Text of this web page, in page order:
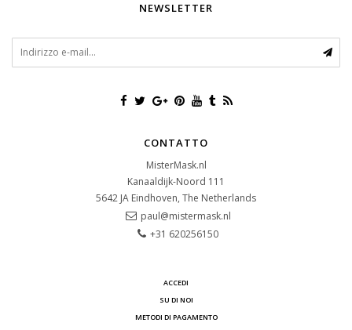
NEWSLETTER
CONTATTO
MisterMask.nl
Kanaaldijk-Noord 111
5642 JA Eindhoven, The Netherlands
paul@mistermask.nl
+31 620256150
ACCEDI
SU DI NOI
METODI DI PAGAMENTO